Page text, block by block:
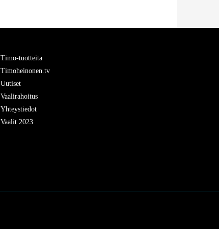
Timo-tuotteita
Timoheinonen.tv
Uutiset
Vaalirahoitus
Yhteystiedot
Vaalit 2023